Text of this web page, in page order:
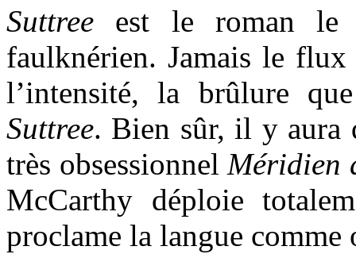
Suttree est le roman le
faulknérien. Jamais le flux
l’intensité, la brûlure
Suttree. Bien sûr, il y aura
très obsessionnel Méridien
McCarthy déploie
proclame la langue